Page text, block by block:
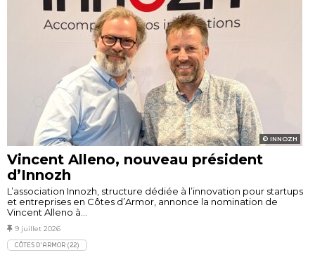
INNOZH
Vincent Alleno, nouveau président
d’Innozh
L’association Innozh, structure dédiée à l’innovation pour startups
et entreprises en Côtes d’Armor, annonce la nomination de
Vincent Alleno à...
9 juillet 2026
CÔTES D'ARMOR (22)